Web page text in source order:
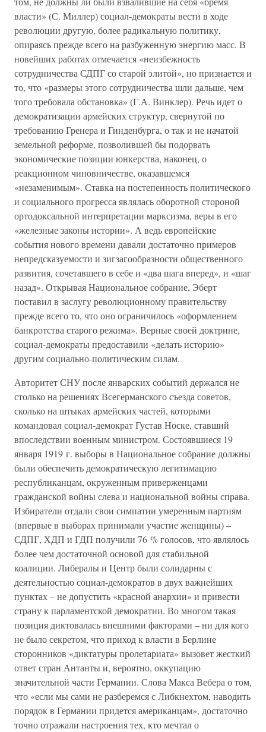
власти» (С. Миллер) социал-демократы вести в ходе
революции другую, более радикальную политику,
опираясь прежде всего на разбуженную энергию масс. В
новейших работах отмечается «неизбежность
сотрудничества СДПГ со старой элитой», но признается и
то, что «размеры этого сотрудничества шли дальше, чем
того требовала обстановка» (Г.А. Винклер). Речь идет о
демократизации армейских структур, свернутой по
требованию Гренера и Гинденбурга, о так и не начатой
земельной реформе, позволившей бы подорвать
экономические позиции юнкерства, наконец, о
реакционном чиновничестве, оказавшемся
«незаменимым». Ставка на постепенность политического
и социального прогресса являлась оборотной стороной
ортодоксальной интерпретации марксизма, веры в его
«железные законы истории». А ведь европейские
события нового времени давали достаточно примеров
непредсказуемости и зигзагообразности общественного
развития, сочетавшего в себе и «два шага вперед», и «шаг
назад». Открывая Национальное собрание, Эберт
поставил в заслугу революционному правительству
прежде всего то, что оно ограничилось «оформлением
банкротства старого режима». Верные своей доктрине,
социал-демократы предоставили «делать историю»
другим социально-политическим силам.
Авторитет СНУ после январских событий держался не
столько на решениях Всегерманского съезда советов,
сколько на штыках армейских частей, которыми
командовал социал-демократ Густав Носке, ставший
впоследствии военным министром. Состоявшиеся 19
января 1919 г. выборы в Национальное собрание должны
были обеспечить демократическую легитимацию
республиканцам, окруженным приверженцами
гражданской войны слева и национальной войны справа.
Избиратели отдали свои симпатии умеренным партиям
(впервые в выборах принимали участие женщины) –
СДПГ, ХДП и ГДП получили 76 % голосов, что являлось
более чем достаточной основой для стабильной
коалиции. Либералы и Центр были солидарны с
деятельностью социал-демократов в двух важнейших
пунктах – не допустить «красной анархии» и привести
страну к парламентской демократии. Во многом такая
позиция диктовалась внешними факторами – ни для кого
не было секретом, что приход к власти в Берлине
сторонников «диктатуры пролетариата» вызовет жесткий
ответ стран Антанты и, вероятно, оккупацию
значительной части Германии. Слова Макса Вебера о том,
что «если мы сами не разберемся с Либкнехтом, наводить
порядок в Германии придется американцам», достаточно
точно отражали настроения тех, кто мечтал о